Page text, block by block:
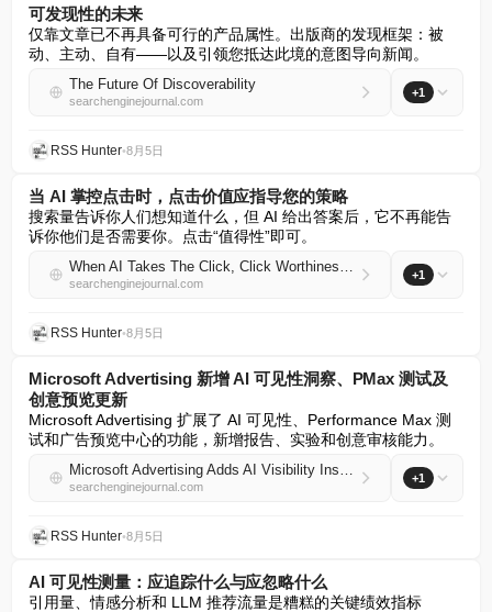
可发现性的未来
仅靠文章已不再具备可行的产品属性。出版商的发现框架：被
动、主动、自有——以及引领您抵达此境的意图导向新闻。
The Future Of Discoverability
searchenginejournal.com
+1
RSS Hunter•8月5日
当 AI 掌控点击时，点击价值应指导您的策略
搜索量告诉你人们想知道什么，但 AI 给出答案后，它不再能告
诉你他们是否需要你。点击“值得性”即可。
When AI Takes The Click, Click Worthiness Should Guide Your Strategy
searchenginejournal.com
+1
RSS Hunter•8月5日
Microsoft Advertising 新增 AI 可见性洞察、PMax 测试及
创意预览更新
Microsoft Advertising 扩展了 AI 可见性、Performance Max 测
试和广告预览中心的功能，新增报告、实验和创意审核能力。
Microsoft Advertising Adds AI Visibility Insights, PMax Testing, And Creative Preview Updates
searchenginejournal.com
+1
RSS Hunter•8月5日
AI 可见性测量：应追踪什么与应忽略什么
引用量、情感分析和 LLM 推荐流量是糟糕的关键绩效指标